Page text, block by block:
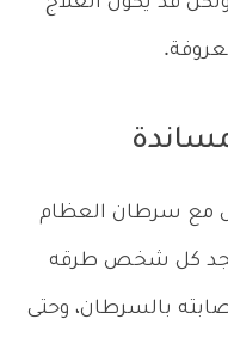
مع سرطان العظام
يجد كل شخص طرقه
بالسرطان، وحتى